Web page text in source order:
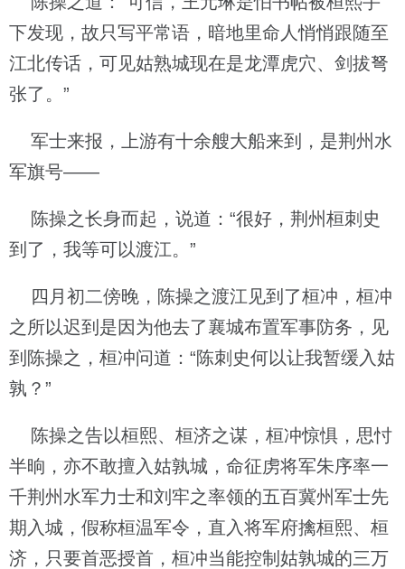
下发现，故只写平常语，暗地里命人悄悄跟随至
江北传话，可见姑熟城现在是龙潭虎穴、剑拔弩
张了。”
军士来报，上游有十余艘大船来到，是荆州水
军旗号——
陈操之长身而起，说道：“很好，荆州桓刺史
到了，我等可以渡江。”
四月初二傍晚，陈操之渡江见到了桓冲，桓冲
之所以迟到是因为他去了襄城布置军事防务，见
到陈操之，桓冲问道：“陈刺史何以让我暂缓入姑
孰？”
陈操之告以桓熙、桓济之谋，桓冲惊惧，思忖
半晌，亦不敢擅入姑孰城，命征虏将军朱序率一
千荆州水军力士和刘牢之率领的五百冀州军士先
期入城，假称桓温军令，直入将军府擒桓熙、桓
济，只要首恶授首，桓冲当能控制姑孰城的三万